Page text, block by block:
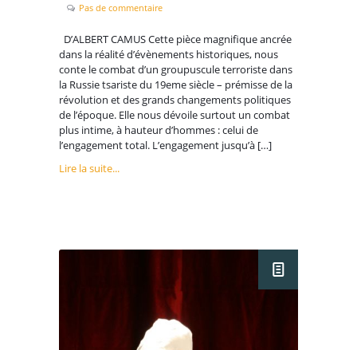
Pas de commentaire
D’ALBERT CAMUS Cette pièce magnifique ancrée
dans la réalité d’évènements historiques, nous
conte le combat d’un groupuscule terroriste dans
la Russie tsariste du 19eme siècle – prémisse de la
révolution et des grands changements politiques
de l’époque. Elle nous dévoile surtout un combat
plus intime, à hauteur d’hommes : celui de
l’engagement total. L’engagement jusqu’à […]
Lire la suite...